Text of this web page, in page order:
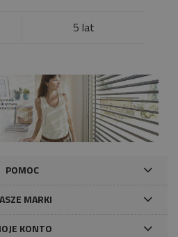
5 lat
POMOC
MARKI
KONTO